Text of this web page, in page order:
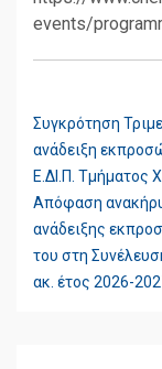
events/
ΆΡΘΡΩΝ
Συγκρότηση
ανάδειξη
Ε.ΔΙ.Π. Τμήματος
Απόφαση
ανάδειξης
του στη
ακ. έτος 2026-